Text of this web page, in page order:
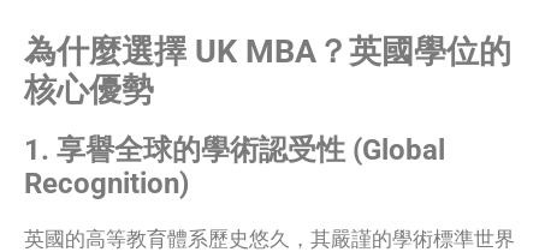
為什麼選擇 UK MBA？英國學位的
核心優勢
1. 享譽全球的學術認受性 (Global
Recognition)
英國的高等教育體系歷史悠久，其嚴謹的學術標準世界